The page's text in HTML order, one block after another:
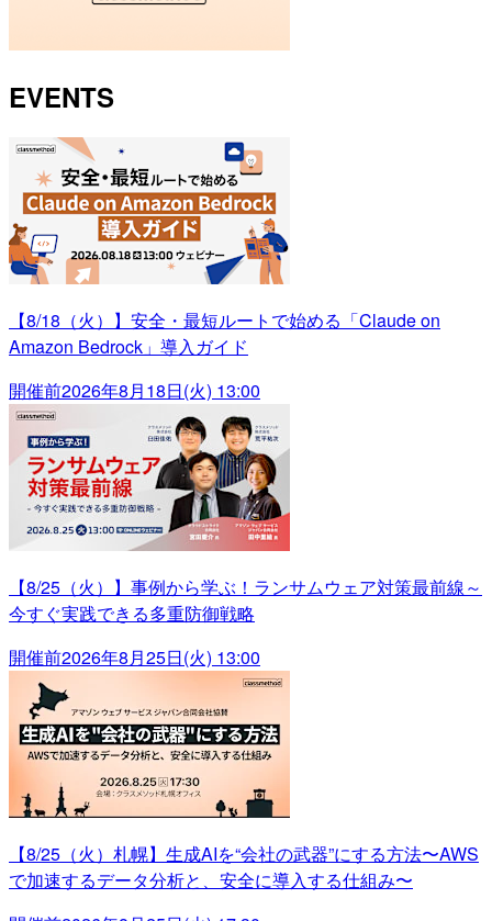
EVENTS
【8/18（火）】安全・最短ルートで始める「Claude on
Amazon Bedrock」導入ガイド
開催前2026年8月18日(火) 13:00
【8/25（火）】事例から学ぶ！ランサムウェア対策最前線～
今すぐ実践できる多重防御戦略
開催前2026年8月25日(火) 13:00
【8/25（火）札幌】生成AIを“会社の武器”にする方法〜AWS
で加速するデータ分析と、安全に導入する仕組み〜